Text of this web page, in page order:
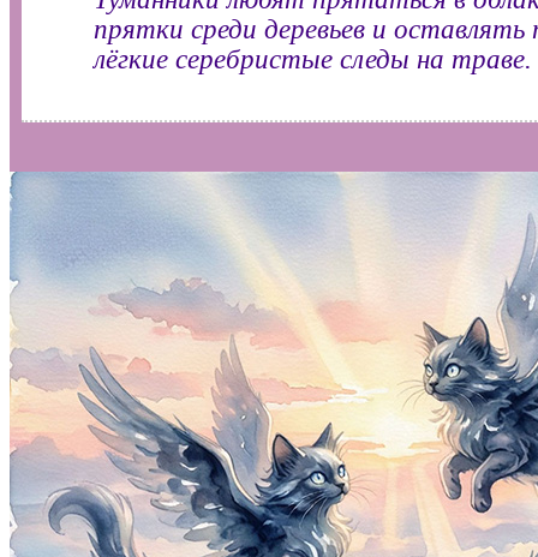
прятки среди деревьев и оставлять
лёгкие серебристые следы на траве.